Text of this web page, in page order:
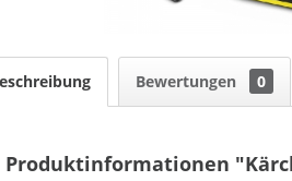
Bewertungen 0
Produktinformationen